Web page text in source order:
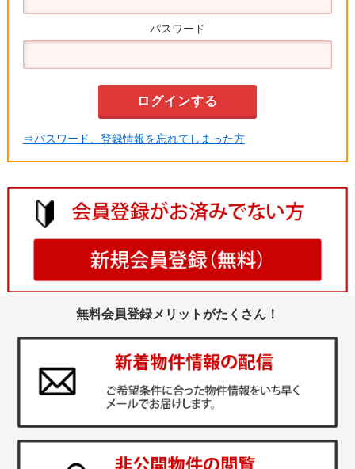
パスワード
⇒パスワード、登録情報を忘れてしまった方
無料会員登録メリットがたくさん！